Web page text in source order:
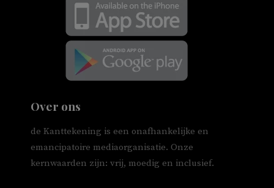
Over ons
de Kanttekening is een onafhankelijke en
emancipatoire mediaorganisatie. Onze
kernwaarden zijn: vrij, moedig en inclusief.